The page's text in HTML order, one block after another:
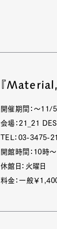
『Material,
開催期間：～11/5
会場：21_21
TEL：03-3475-
開館時間：10時
休館日：火曜日
料金：一般￥